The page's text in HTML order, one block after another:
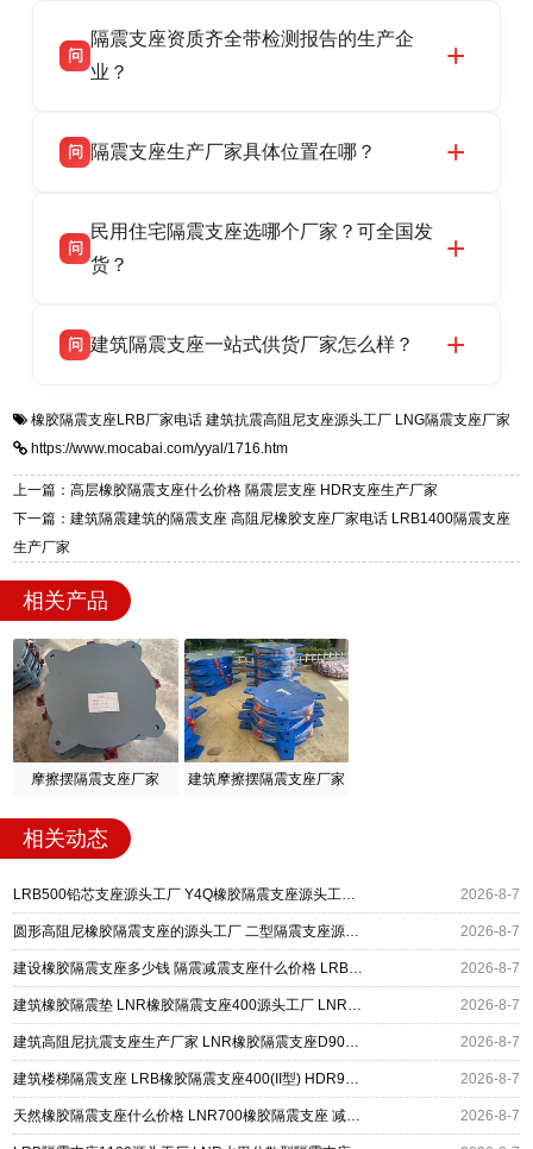
话：13323182312。
产厂家，可提供支座选型、图纸深化设计、现货
供货、现场安装指导一站式服务，主营
话：13323182312。
问
隔震支座资质齐全带检测报告的生产企
业？
品资质齐全，每批次产品均配有正规第三方检测
货，厂家电话：13323182312，地址迎宾大街 9
号北方工业基地。
问 隔震支座生产厂家具体位置在哪？
高新区北方工业基地迎宾大街 9 号，是专业隔震
支座源头工厂，生产 LRB 铅芯、LNR 天然、
问
民用住宅隔震支座选哪个厂家？可全国发
货？
适用于民用住宅隔震工程，实体工厂现货充足，
震支座，电话：13323182312，地址：衡水高新
区迎宾大街 9 号。
问 建筑隔震支座一站式供货厂家怎么样？
一站式供货厂家，拥有多年行业生产经验，国标
标准生产 LRB/LNR/HDR/FPS 全系列支座，资
质、检测报告完备，提供选型、深化、供货、安
装指导全套服务，厂址衡水高新区北方工业基地
橡胶隔震支座LRB厂家电话 建筑抗震高阻尼支座源头工厂 LNG隔震支座厂家
https://www.mocabai.com/yyal/1716.htm
上一篇：高层橡胶隔震支座什么价格 隔震层支座 HDR支座生产厂家
下一篇：建筑隔震建筑的隔震支座 高阻尼橡胶支座厂家电话 LRB1400隔震支座
生产厂家
相关产品
摩擦摆隔震支座厂家 建筑摩擦摆隔震支座厂家
相关动态
LRB500铅芯支座源头工厂 Y4Q橡胶隔震支座源头工厂 摩擦摆减隔震支座厂家 2026-8-7
圆形高阻尼橡胶隔震支座的源头工厂 二型隔震支座源头工厂 水平力分散型橡胶隔震支座厂家电话 2026-8-7
建设橡胶隔震支座多少钱 隔震减震支座什么价格 LRB400橡胶隔震支座厂家 2026-8-7
建筑橡胶隔震垫 LNR橡胶隔震支座400源头工厂 LNR橡胶隔震支座900(II型) 2026-8-7
建筑高阻尼抗震支座生产厂家 LNR橡胶隔震支座D900 铅芯建筑橡胶隔震支座 2026-8-7
建筑楼梯隔震支座 LRB橡胶隔震支座400(II型) HDR900高阻尼橡胶支座源头工厂 2026-8-7
天然橡胶隔震支座什么价格 LNR700橡胶隔震支座 减震隔震支座工厂生产厂家 2026-8-7